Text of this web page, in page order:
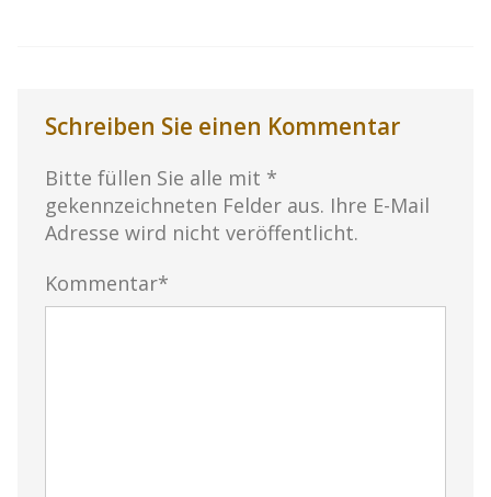
Schreiben Sie einen Kommentar
Bitte füllen Sie alle mit *
gekennzeichneten Felder aus. Ihre E-Mail
Adresse wird nicht veröffentlicht.
Kommentar*